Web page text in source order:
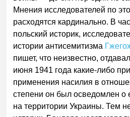
Мнения исследователей по
расходятся кардинально. В
польский историк,
истории антисемитизма
пишет, что неизвестно,
июня 1941 года какие-либо
применения насилия в
степени он был осведомлен о
на территории Украины. Тем